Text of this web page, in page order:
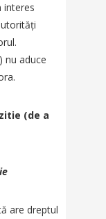
interes
nu aduce
(de a
are dreptul